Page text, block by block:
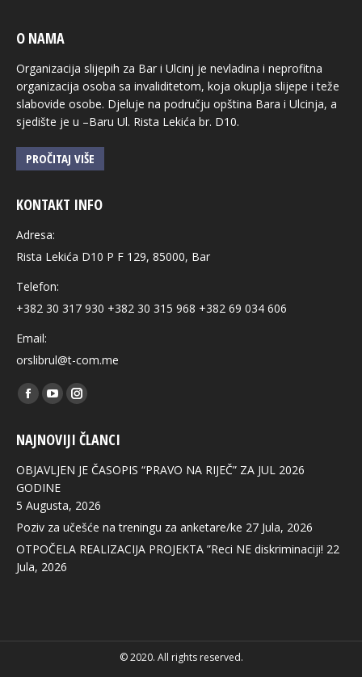
O NAMA
Organizacija slijepih za Bar i Ulcinj je nevladina i neprofitna
organizacija osoba sa invaliditetom, koja okuplja slijepe i teže
slabovide osobe. Djeluje na području opština Bara i Ulcinja, a
sjedište je u –Baru Ul. Rista Lekića br. D10.
PROČITAJ VIŠE
KONTAKT INFO
Adresa:
Rista Lekića D10 P F 129, 85000, Bar
Telefon:
+382 30 317 930 +382 30 315 968 +382 69 034 606
Email:
orslibrul@t-com.me
Find us on:
Facebook
opens
in
new
window
YouTube
opens
in
new
window
Instagram
opens
in
window
NAJNOVIJI ČLANCI
OBJAVLJEN JE ČASOPIS “PRAVO NA RIJEČ” ZA JUL 2026
GODINE
5 Augusta, 2026
Poziv za učešće na treningu za anketare/ke 27 Jula, 2026
OTPOČELA REALIZACIJA PROJEKTA ”Reci NE diskriminaciji! 22
Jula, 2026
© 2020. All rights reserved.